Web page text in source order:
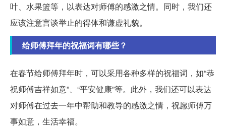
叶、水果篮等，以表达对师傅的感激之情。同时，我们还
应该注意言谈举止的得体和谦虚礼貌。
给师傅拜年的祝福词有哪些？
在春节给师傅拜年时，可以采用各种多样的祝福词，如“恭
祝师傅吉祥如意”、“平安健康”等。此外，我们还可以表达
对师傅在过去一年中帮助和教导的感激之情，祝愿师傅万
事如意，生活幸福。